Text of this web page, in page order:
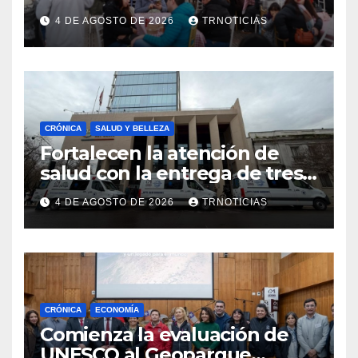
economía local con positivo
impacto en la hotelería y el
emprendimiento
4 DE AGOSTO DE 2026 TRNOTICIAS
CRÓNICA SALUD Y BELLEZA
Fortalecen la atención de
salud con la entrega de tres
nuevas ambulancias para
Cauquenes y Sagrada Familia
4 DE AGOSTO DE 2026 TRNOTICIAS
CRÓNICA ECONOMÍA
Comienza la evaluación de